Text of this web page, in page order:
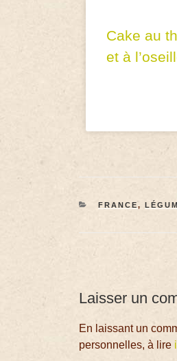
Cake au
et à
FRANCE,
Laisser un
En laissant un
personnelles, à lire